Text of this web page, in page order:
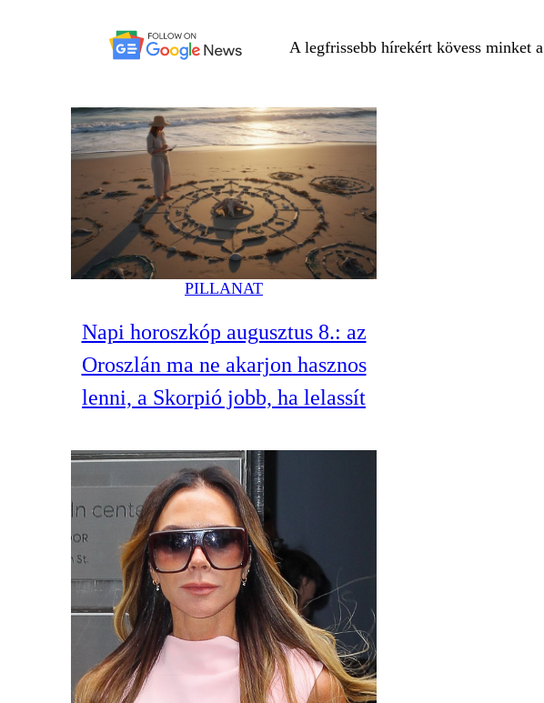
A legfrissebb hírekért kövess minket a
PILLANAT
Napi horoszkóp augusztus 8.: az
Oroszlán ma ne akarjon hasznos
lenni, a Skorpió jobb, ha lelassít